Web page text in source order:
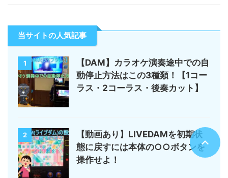
当サイトの人気記事
1
【DAM】カラオケ演奏途中での自
動停止方法はこの3種類！【1コー
ラス・2コーラス・後奏カット】
2
【動画あり】LIVEDAMを初期状
態に戻すには本体の○○ボタンを
操作せよ！